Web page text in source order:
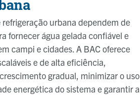
urbana dependem de
fornecer água gelada confiável e
campi e cidades. A BAC oferece
e de alta eficiência,
gradual, minimizar o uso
energética do sistema e garantir a